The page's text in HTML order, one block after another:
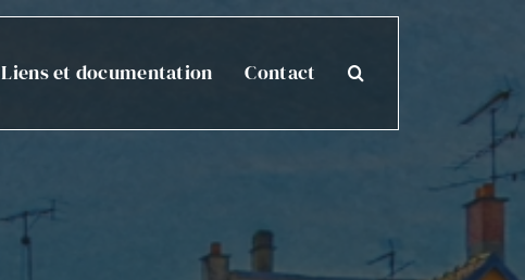
Liens et documentation Contact